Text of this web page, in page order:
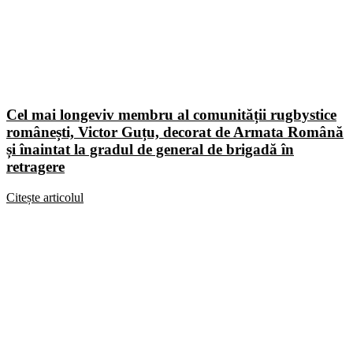
Cel mai longeviv membru al comunității rugbystice
românești, Victor Guțu, decorat de Armata Română
și înaintat la gradul de general de brigadă în
retragere
Citește articolul